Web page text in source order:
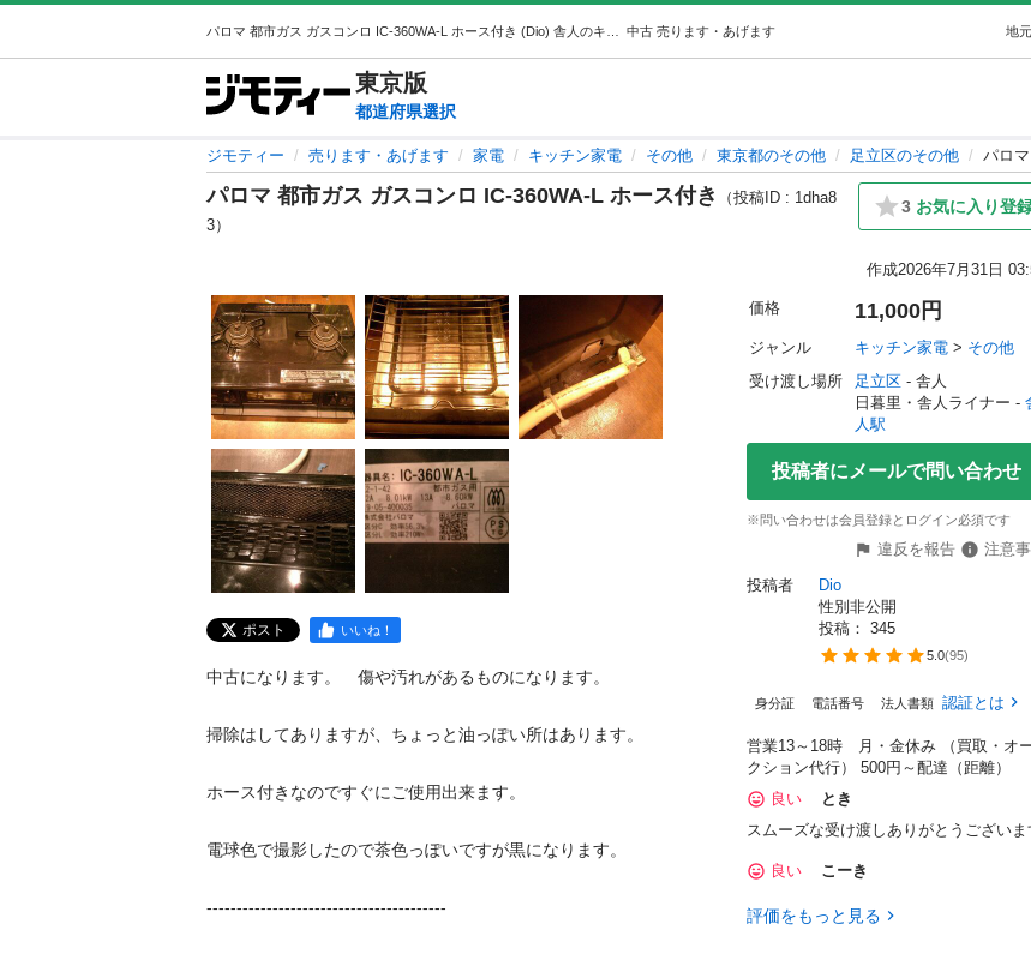
中古 売ります・あげます 地
東京版
都道府県選択
ジモティー 売ります・あげます 家電 キッチン家電 その他 東京都のその他 足立区のその他 パロ
パロマ 都市ガス ガスコンロ IC-360WA-L ホース付き
（投稿ID : 1dha8
3）
3 お気に入り登
作成2026年7月31日
ポスト いいね！
中古になります。　傷や汚れがあるものになります。
掃除はしてありますが、ちょっと油っぽい所はあります。
ホース付きなのですぐにご使用出来ます。
電球色で撮影したので茶色っぽいですが黒になります。
----------------------------------------
価格 11,000円
ジャンル キッチン家電 > その他
受け渡し場所
足立区 - 舎人
日暮里・舎人ライナー -
人駅
投稿者にメールで問い合わせ
※問い合わせは会員登録とログイン必須です
違反を報告
注意
投稿者
Dio
性別非公開
投稿： 345
5.0(95)
身分証 電話番号 法人書類 認証とは
営業13～18時 月・金休み （買取・オ
クション代行） 500円～配達（距離）
良い
とき
スムーズな受け渡しありがとうございま
良い こーき
評価をもっと見る